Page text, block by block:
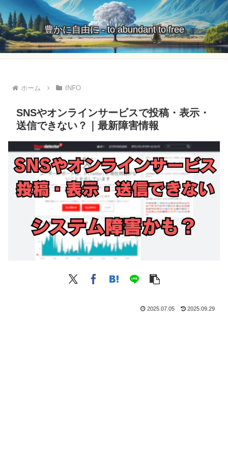
豊かに自由に - to abundant to free
ホーム INFO
SNSやオンラインサービスで投稿・表示・
送信できない？｜最新障害情報
2025.07.05 2025.09.29